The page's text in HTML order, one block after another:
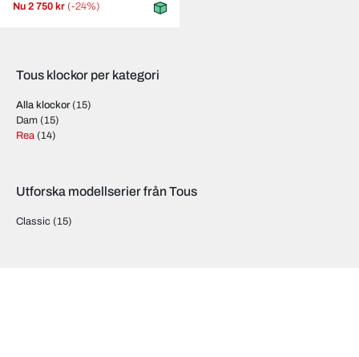
Nu 2 750 kr (-24%)
Tous klockor per kategori
Alla klockor(15)
Dam (15)
Rea (14)
Utforska modellserier från Tous
Classic (15)